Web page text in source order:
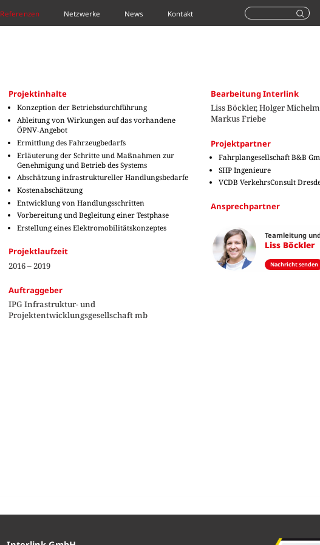
Suchen
Referenzen Netzwerke News Kontakt
Projektinhalte
Konzeption der Betriebsdurchführung
Ableitung von Wirkungen auf das vorhandene
ÖPNV‐Angebot
Ermittlung des Fahrzeugbedarfs
Erläuterung der Schritte und Maßnahmen zur
Genehmigung und Betrieb des Systems
Abschätzung infrastruktureller Handlungsbedarfe
Kostenabschätzung
Entwicklung von Handlungsschritten
Vorbereitung und Begleitung einer Testphase
Erstellung eines Elektromobilitätskonzeptes
Projektlaufzeit
2016 – 2019
Auftraggeber
IPG Infrastruktur- und
Projektentwicklungsgesellschaft mb
Bearbeitung Interlink
Liss Böckler, Holger
Markus Friebe
Projektpartner
Fahrplangesellschaft B&B
SHP Ingenieure
VCDB VerkehrsConsult
Ansprechpartner
Teamleitung
Liss Böckler
Nachricht senden